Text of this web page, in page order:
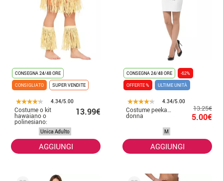
CONSEGNA 24/48 ORE
CONSIGLIATO
SUPER VENDITE
4.34/5.00
Costume o kit
hawaiano o
polinesiano:
braccialetto,
parastinchi
13.99€
Unica Adulto
AGGIUNGI
CONSEGNA 24/48 ORE
-62%
OFFERTE %
ULTIME UNITÀ
4.34/5.00
Costume peekabu caraibi per
donna
13.25€
5.00€
M
AGGIUNGI